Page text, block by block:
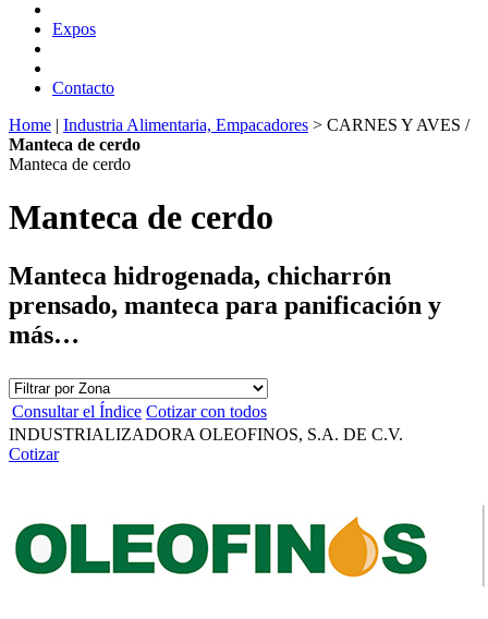
Expos
Contacto
Home | Industria Alimentaria, Empacadores > CARNES Y AVES /
Manteca de cerdo
Manteca de cerdo
Manteca de cerdo
Manteca hidrogenada, chicharrón
prensado, manteca para panificación y
más…
Consultar el Índice Cotizar con todos
INDUSTRIALIZADORA OLEOFINOS, S.A. DE C.V.
Cotizar